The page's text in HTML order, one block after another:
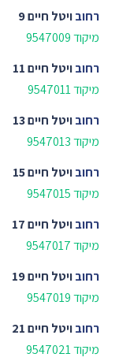
רחובויטל חיים 9
מיקוד 9547009
רחובויטל חיים 11
מיקוד 9547011
רחובויטל חיים 13
מיקוד 9547013
רחובויטל חיים 15
מיקוד 9547015
רחובויטל חיים 17
מיקוד 9547017
רחובויטל חיים 19
מיקוד 9547019
רחובויטל חיים 21
מיקוד 9547021